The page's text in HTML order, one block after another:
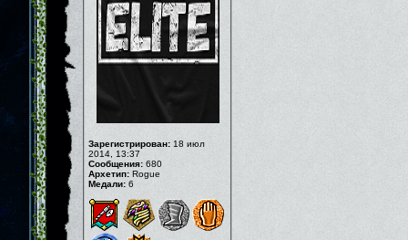
Зарегистрирован: 18 июл
2014, 13:37
Сообщения: 680
Архетип: Rogue
Медали: 6